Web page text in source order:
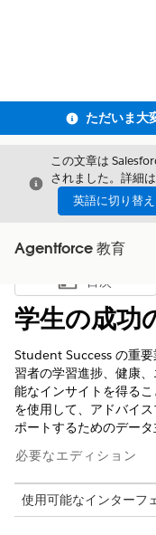
閉じる
この文章は
されました。詳細は
英語に切り替
Agentforce 教育
目次を表示
目次
学生の成功
Student Success の重
習者の学習進捗、健康
能なインサイトを得る
を使用して、アドバイ
ポートするためのデータ
必要なエディション
使用可能なインター